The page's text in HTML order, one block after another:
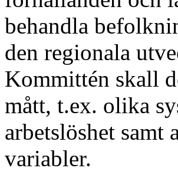
behandla
den regionala
Kommittén skall
mått, t.ex. olika
arbetslöshet
variabler.